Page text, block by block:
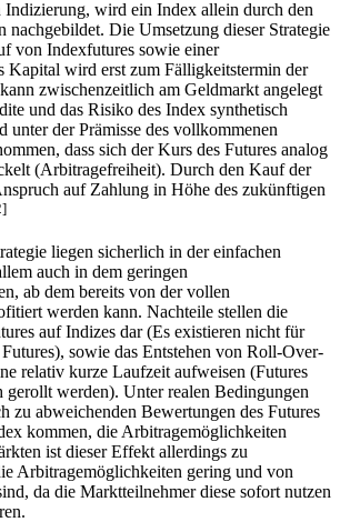
Indizierung, wird ein Index allein durch den
Die Umsetzung dieser Strategie
von Indexfutures sowie einer
Kapital wird erst zum Fälligkeitstermin der
zwischenzeitlich am Geldmarkt angelegt
und das Risiko des Index synthetisch
unter der Prämisse des vollkommenen
dass sich der Kurs des Futures analog
(Arbitragefreiheit). Durch den Kauf der
auf Zahlung in Höhe des zukünftigen
liegen sicherlich in der einfachen
auch in dem geringen
ab dem bereits von der vollen
werden kann. Nachteile stellen die
auf Indizes dar (Es existieren nicht für
sowie das Entstehen von Roll-Over-
relativ kurze Laufzeit aufweisen (Futures
gerollt werden). Unter realen Bedingungen
zu abweichenden Bewertungen des Futures
kommen, die Arbitragemöglichkeiten
ist dieser Effekt allerdings zu
Arbitragemöglichkeiten gering und von
da die Marktteilnehmer diese sofort nutzen